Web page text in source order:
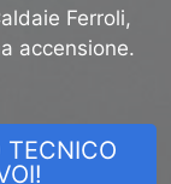
Ferroli,
accensione.